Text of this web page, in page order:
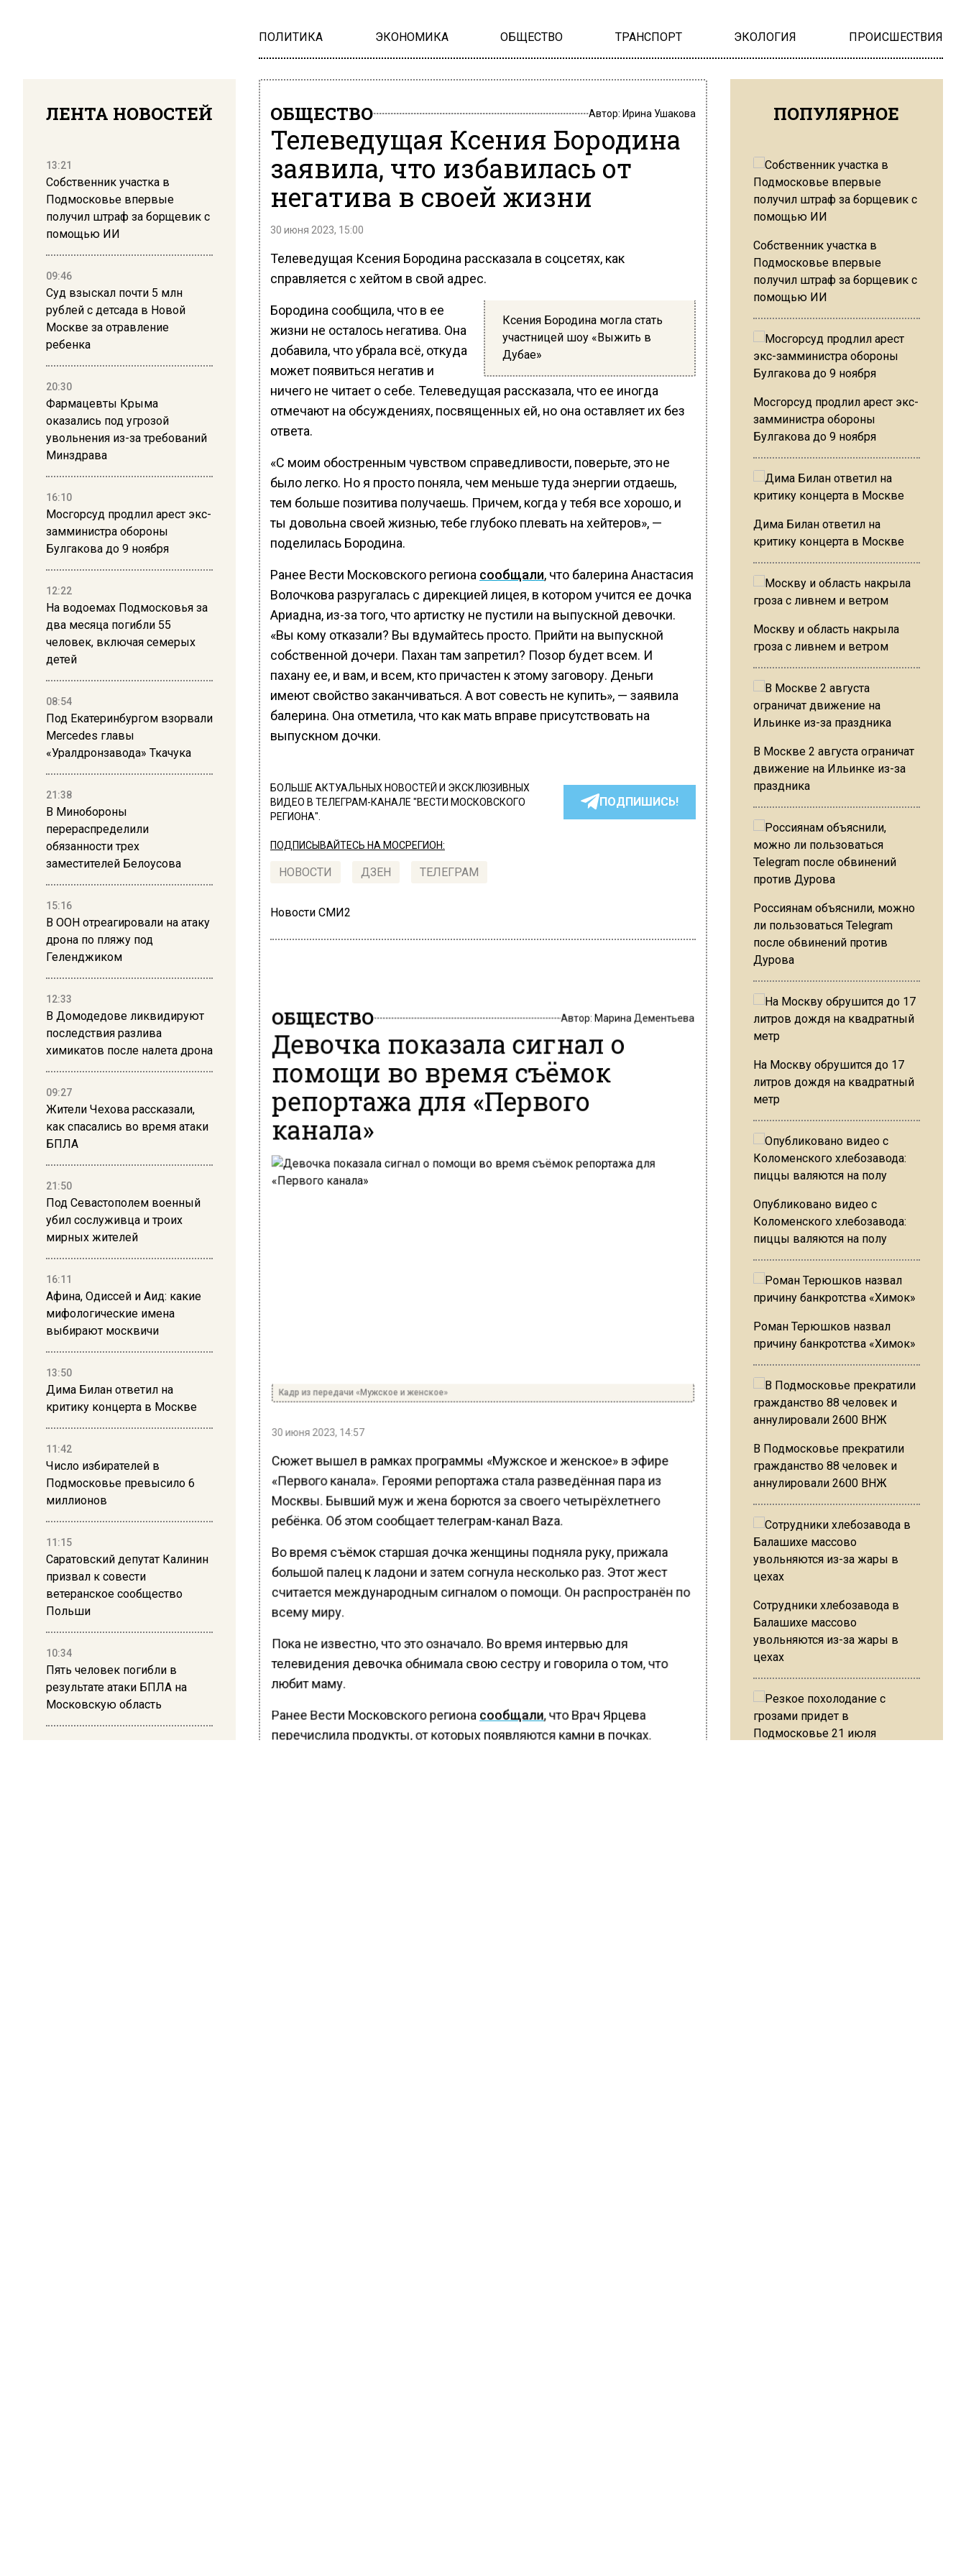
ПОЛИТИКА ЭКОНОМИКА ОБЩЕСТВО ТРАНСПОРТ ЭКОЛОГИЯ ПРОИСШЕСТВИЯ
ЛЕНТА НОВОСТЕЙ
13:21
Собственник участка в
Подмосковье впервые
получил штраф за борщевик с
помощью ИИ
09:46
Суд взыскал почти 5 млн
рублей с детсада в Новой
Москве за отравление
ребенка
20:30
Фармацевты Крыма
оказались под угрозой
увольнения из-за требований
Минздрава
16:10
Мосгорсуд продлил арест экс-
замминистра обороны
Булгакова до 9 ноября
12:22
На водоемах Подмосковья за
два месяца погибли 55
человек, включая семерых
детей
08:54
Под Екатеринбургом взорвали
Mercedes главы
«Уралдронзавода» Ткачука
21:38
В Минобороны
перераспределили
обязанности трех
заместителей Белоусова
15:16
В ООН отреагировали на атаку
дрона по пляжу под
Геленджиком
12:33
В Домодедове ликвидируют
последствия разлива
химикатов после налета дрона
09:27
Жители Чехова рассказали,
как спасались во время атаки
БПЛА
21:50
Под Севастополем военный
убил сослуживца и троих
мирных жителей
16:11
Афина, Одиссей и Аид: какие
мифологические имена
выбирают москвичи
13:50
Дима Билан ответил на
критику концерта в Москве
11:42
Число избирателей в
Подмосковье превысило 6
миллионов
11:15
Саратовский депутат Калинин
призвал к совести
ветеранское сообщество
Польши
10:34
Пять человек погибли в
результате атаки БПЛА на
Московскую область
ОБЩЕСТВО Автор: Ирина Ушакова
Телеведущая Ксения Бородина
заявила, что избавилась от
негатива в своей жизни
30 июня 2023, 15:00
Телеведущая Ксения Бородина рассказала в соцсетях, как
справляется с хейтом в свой адрес.
Ксения Бородина могла стать
участницей шоу «Выжить в
Дубае»
Бородина сообщила, что в ее
жизни не осталось негатива. Она
добавила, что убрала всё, откуда
может появиться негатив и
ничего не читает о себе. Телеведущая рассказала, что ее иногда
отмечают на обсуждениях, посвященных ей, но она оставляет их без
ответа.
«С моим обостренным чувством справедливости, поверьте, это не
было легко. Но я просто поняла, чем меньше туда энергии отдаешь,
тем больше позитива получаешь. Причем, когда у тебя все хорошо, и
ты довольна своей жизнью, тебе глубоко плевать на хейтеров», —
поделилась Бородина.
Ранее Вести Московского региона сообщали, что балерина Анастасия
Волочкова разругалась с дирекцией лицея, в котором учится ее дочка
Ариадна, из-за того, что артистку не пустили на выпускной девочки.
«Вы кому отказали? Вы вдумайтесь просто. Прийти на выпускной
собственной дочери. Пахан там запретил? Позор будет всем. И
пахану ее, и вам, и всем, кто причастен к этому заговору. Деньги
имеют свойство заканчиваться. А вот совесть не купить», — заявила
балерина. Она отметила, что как мать вправе присутствовать на
выпускном дочки.
БОЛЬШЕ АКТУАЛЬНЫХ НОВОСТЕЙ И ЭКСКЛЮЗИВНЫХ
ВИДЕО В ТЕЛЕГРАМ-КАНАЛЕ "ВЕСТИ МОСКОВСКОГО
РЕГИОНА".
ПОДПИШИСЬ!
ПОДПИСЫВАЙТЕСЬ НА МОСРЕГИОН:
НОВОСТИ ДЗЕН ТЕЛЕГРАМ
Новости СМИ2
ОБЩЕСТВО Автор:Марина Дементьева
Девочка показала сигнал о
помощи во время съёмок
репортажа для «Первого
канала»
Кадр из передачи «Мужское и женское»
30 июня 2023, 14:57
Сюжет вышел в рамках программы «Мужское и женское» в эфире
«Первого канала». Героями репортажа стала разведённая пара из
Москвы. Бывший муж и жена борются за своего четырёхлетнего
ребёнка. Об этом сообщает телеграм-канал Baza.
Во время съёмок старшая дочка женщины подняла руку, прижала
большой палец к ладони и затем согнула несколько раз. Этот жест
считается международным сигналом о помощи. Он распространён по
всему миру.
Пока не известно, что это означало. Во время интервью для
телевидения девочка обнимала свою сестру и говорила о том, что
любит маму.
Ранее Вести Московского региона сообщали, что Врач Ярцева
перечислила продукты, от которых появляются камни в почках.
ПОПУЛЯРНОЕ
Собственник участка в
Подмосковье впервые
получил штраф за борщевик с
помощью ИИ
Мосгорсуд продлил арест экс-
замминистра обороны
Булгакова до 9 ноября
Дима Билан ответил на
критику концерта в Москве
Москву и область накрыла
гроза с ливнем и ветром
В Москве 2 августа ограничат
движение на Ильинке из-за
праздника
Россиянам объяснили, можно
ли пользоваться Telegram
после обвинений против
Дурова
На Москву обрушится до 17
литров дождя на квадратный
метр
Опубликовано видео с
Коломенского хлебозавода:
пиццы валяются на полу
Роман Терюшков назвал
причину банкротства «Химок»
В Подмосковье прекратили
гражданство 88 человек и
аннулировали 2600 ВНЖ
Сотрудники хлебозавода в
Балашихе массово
увольняются из-за жары в
цехах